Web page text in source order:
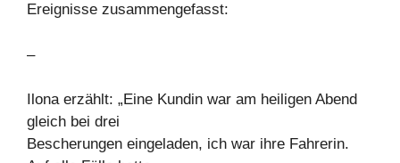
Ereignisse zusammengefasst:
–
Ilona erzählt: „Eine Kundin war am heiligen Abend
gleich bei drei
Bescherungen eingeladen, ich war ihre Fahrerin.